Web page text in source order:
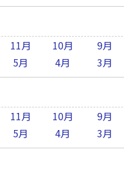
11月 10月 9月
5月 4月 3月
11月 10月 9月
5月 4月 3月